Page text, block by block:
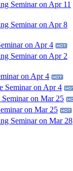
Seminar on Apr 11
Seminar on Apr 8
on Apr 4
Seminar on Apr 2
on Apr 4
Seminar on Apr 4
on Mar 25
on Mar 25
Seminar on Mar 28